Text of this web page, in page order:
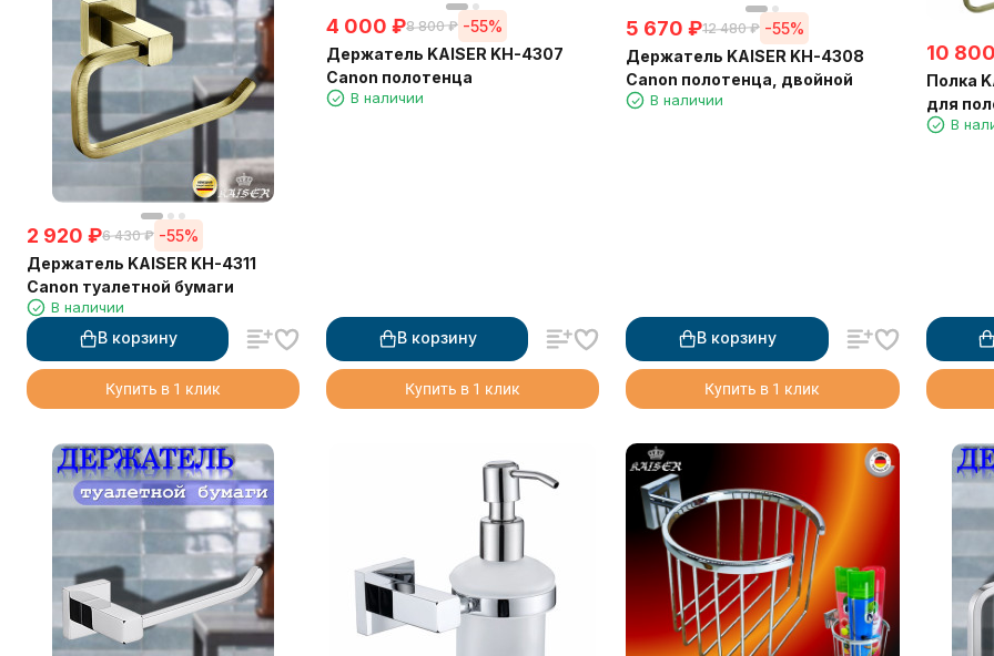
2 920 ₽6 430 ₽ -55%
Держатель KAISER KH-4311
Canon туалетной бумаги
В наличии
В корзину
Купить в 1 клик
4 000 ₽8 800 ₽ -55%
Держатель KAISER KH-4307
Canon полотенца
В наличии
В корзину
Купить в 1 клик
5 670 ₽12 480 ₽ -55%
Держатель KAISER KH-4308
Canon полотенца, двойной
В наличии
В корзину
Купить в 1 клик
10 800
Полка
для
В